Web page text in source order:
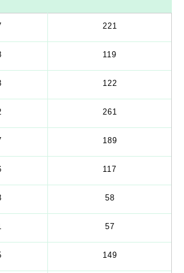
221
119
122
261
189
117
58
57
149